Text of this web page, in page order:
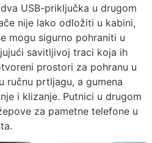
USB-priključka u drugom
nije lako odložiti u kabini,
mogu sigurno pohraniti u
savitljivoj traci koja ih
prostori za pohranu u
ručnu prtljagu, a gumena
i klizanje. Putnici u drugom
za pametne telefone u